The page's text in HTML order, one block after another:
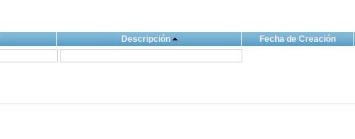
Descripción Fecha de Creación